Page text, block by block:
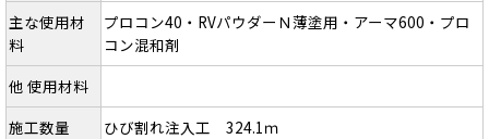
主な使用材
料
プロコン40・RVパウダーＮ薄塗用・アーマ600・プロ
コン混和剤
他 使用材料
施工数量
ひび割れ注入工 324.1ｍ